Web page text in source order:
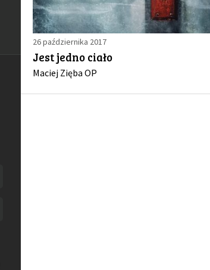
26 października 2017
Jest jedno ciało
Maciej Zięba OP